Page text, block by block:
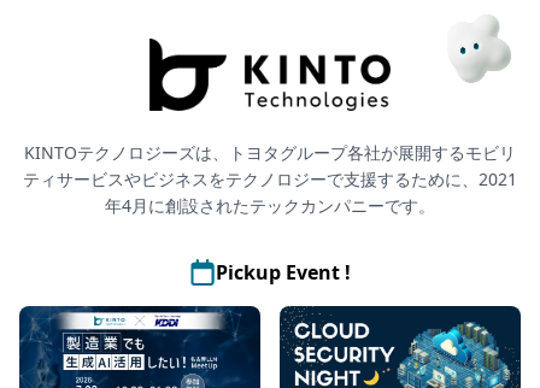
KINTOテクノロジーズは、トヨタグループ各社が展開するモビリ
ティサービスやビジネスをテクノロジーで支援するために、2021
年4月に創設されたテックカンパニーです。
Pickup Event !